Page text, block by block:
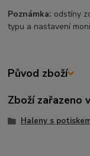
Poznámka: odstíny
typu a nastavení
Původ zboží
Zboží zařazeno
Haleny s